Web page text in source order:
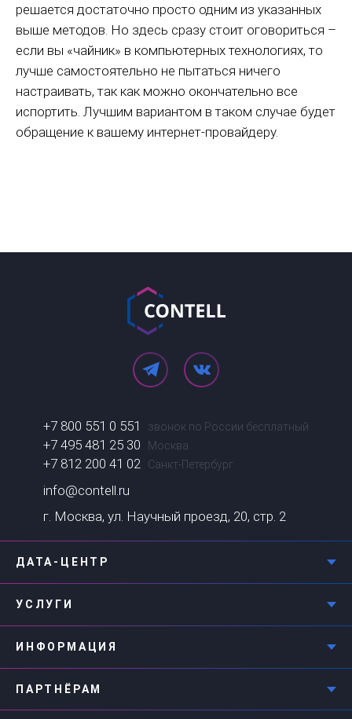
решается достаточно просто одним из указанных
выше методов. Но здесь сразу стоит оговориться –
если вы «чайник» в компьютерных технологиях, то
лучше самостоятельно не пытаться ничего
настраивать, так как можно окончательно все
испортить. Лучшим вариантом в таком случае будет
обращение к вашему интернет-провайдеру.
+7 800 551 0 551 звонок по России бесплатный
+7 495 481 25 30 Москва
+7 812 200 41 02 Санкт-Петербург
info@contell.ru
г. Москва, ул. Научный проезд, 20, стр. 2
ДАТА-ЦЕНТР
УСЛУГИ
ИНФОРМАЦИЯ
ПАРТНЁРАМ